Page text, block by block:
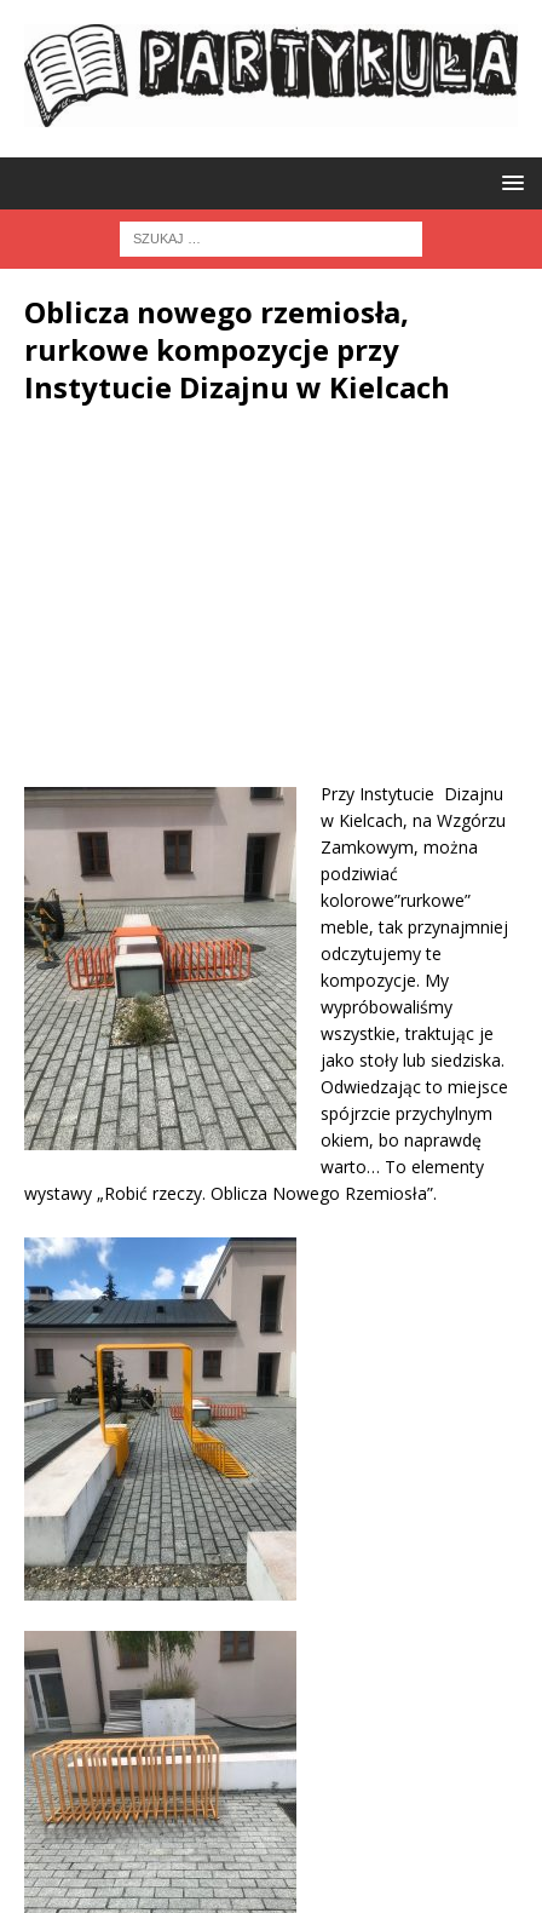
Oblicza nowego rzemiosła,
rurkowe kompozycje przy
Instytucie Dizajnu w Kielcach
Przy Instytucie Dizajnu
w Kielcach, na Wzgórzu
Zamkowym, można
podziwiać
kolorowe”rurkowe”
meble, tak przynajmniej
odczytujemy te
kompozycje. My
wypróbowaliśmy
wszystkie, traktując je
jako stoły lub siedziska.
Odwiedzając to miejsce
spójrzcie przychylnym
okiem, bo naprawdę
warto… To elementy
wystawy „Robić rzeczy. Oblicza Nowego Rzemiosła”.